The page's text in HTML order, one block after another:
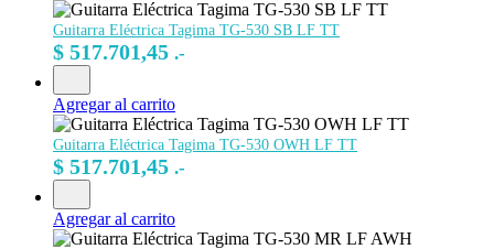
Guitarra Eléctrica Tagima TG-530 SB LF TT
$ 517.701,45 .-
Agregar al carrito
Guitarra Eléctrica Tagima TG-530 OWH LF TT
$ 517.701,45 .-
Agregar al carrito